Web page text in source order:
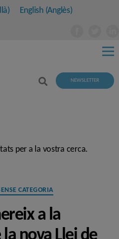
) English(Anglès)
NEWSLETTER
per a la vostra cerca.
Categories
CATEGORIA
a la
nova Llei de